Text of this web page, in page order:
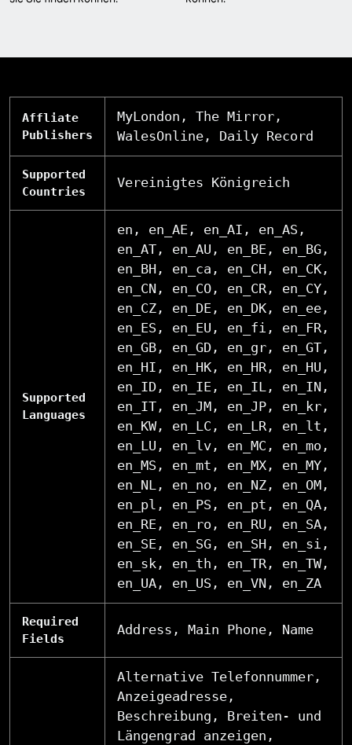
Affliate
Publishers
MyLondon, The Mirror,
WalesOnline, Daily Record
Supported
Countries
Vereinigtes Königreich
Supported
Languages
en, en_AE, en_AI, en_AS,
en_AT, en_AU, en_BE, en_BG,
en_BH, en_ca, en_CH, en_CK,
en_CN, en_CO, en_CR, en_CY,
en_CZ, en_DE, en_DK, en_ee,
en_ES, en_EU, en_fi, en_FR,
en_GB, en_GD, en_gr, en_GT,
en_HI, en_HK, en_HR, en_HU,
en_ID, en_IE, en_IL, en_IN,
en_IT, en_JM, en_JP, en_kr,
en_KW, en_LC, en_LR, en_lt,
en_LU, en_lv, en_MC, en_mo,
en_MS, en_mt, en_MX, en_MY,
en_NL, en_no, en_NZ, en_OM,
en_pl, en_PS, en_pt, en_QA,
en_RE, en_ro, en_RU, en_SA,
en_SE, en_SG, en_SH, en_si,
en_sk, en_th, en_TR, en_TW,
en_UA, en_US, en_VN, en_ZA
Required
Fields
Address, Main Phone, Name
Alternative Telefonnummer,
Anzeigeadresse,
Beschreibung, Breiten- und
Längengrad anzeigen,